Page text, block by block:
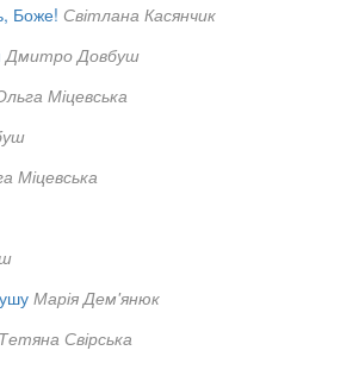
Боже! Світлана Касянчик
Дмитро Довбуш
Міцевська
Міцевська
Марія Дем'янюк
Тетяна Свірська